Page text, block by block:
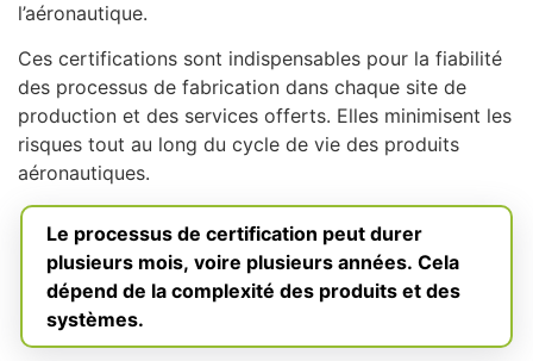
l’aéronautique.
Ces certifications sont indispensables pour la fiabilité
des processus de fabrication dans chaque site de
production et des services offerts. Elles minimisent les
risques tout au long du cycle de vie des produits
aéronautiques.
Le processus de certification peut durer
plusieurs mois, voire plusieurs années. Cela
dépend de la complexité des produits et des
systèmes.